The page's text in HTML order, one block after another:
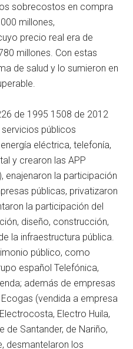
sobrecostos en compra
millones,
precio real era de
millones. Con estas
de salud y lo sumieron en
de 1995 1508 de 2012
públicos
eléctrica, telefonía,
y crearon las APP
enajenaron la participación
públicas, privatizaron
la participación del
diseño, construcción,
la infraestructura pública.
público, como
español Telefónica,
además de empresas
(vendida a empresa
Electro Huila,
de Santander, de Nariño,
desmantelaron los